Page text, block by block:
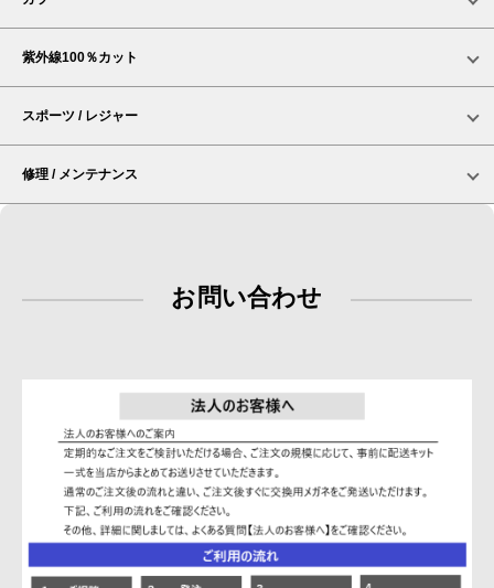
紫外線100％カット
スポーツ / レジャー
修理 / メンテナンス
お問い合わせ